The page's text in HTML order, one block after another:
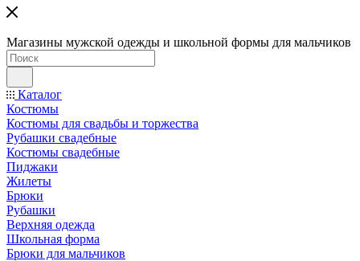
Магазины мужской одежды и школьной формы для мальчиков
Каталог
Костюмы
Костюмы для свадьбы и торжества
Рубашки свадебные
Костюмы свадебные
Пиджаки
Жилеты
Брюки
Рубашки
Верхняя одежда
Школьная форма
Брюки для мальчиков